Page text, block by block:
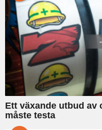
Ett växande utbud av
måste testa